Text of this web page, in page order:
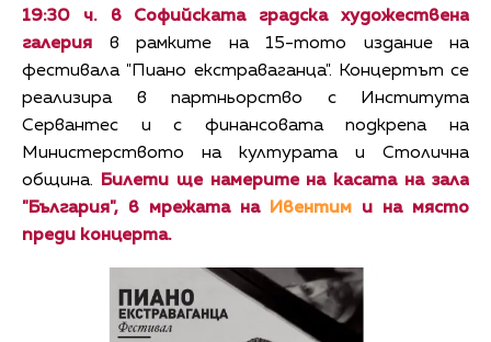
19:30 ч. в Софийската градска художествена
галерия в рамките на 15-тото издание на
фестивала "Пиано екстраваганца". Концертът се
реализира в партньорство с Института
Сервантес и с финансовата подкрепа на
Министерството на културата и Столична
община.
Билети ще намерите на касата на зала
"България", в мрежата на
Ивентим и на място
преди концерта.